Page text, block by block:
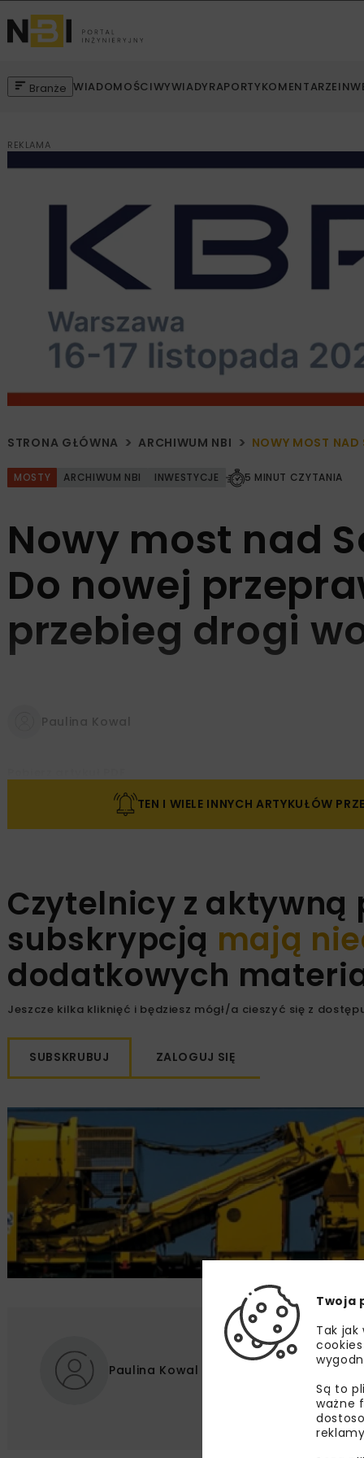
Branże WIADOMOŚCIWYWIADYRAPORTYKOMENTARZE
REKLAMA
STRONA GŁÓWNA ARCHIWUM NBI NOWY MOST
MOSTY ARCHIWUM NBI INWESTYCJE 5 MINUT CZYTANIA
Nowy most nad
Do nowej
przebieg drogi
Paulina Kowal
TEN I WIELE INNYCH ARTYKUŁÓW
Czytelnicy z
subskrypcją mają
dodatkowych
Jeszcze kilka kliknięć i będziesz mógł/a cieszyć się z
SUBSKRUBUJ ZALOGUJ SIĘ
Paulina Kowal
Twoja
Tak
Są to
ważne